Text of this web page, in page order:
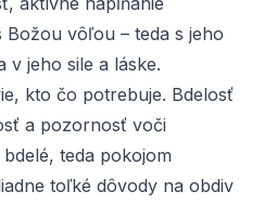
vôľou – teda s jeho
v jeho sile a láske.
kto čo potrebuje. Bdelosť
a pozornosť voči
teda pokojom
toľké dôvody na obdiv